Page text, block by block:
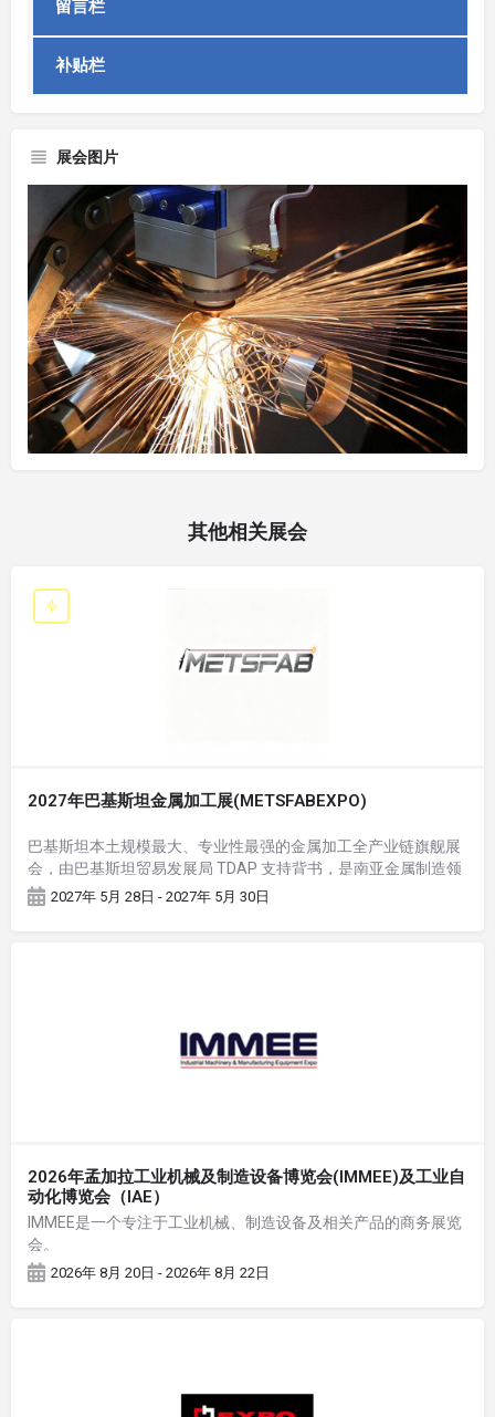
留言栏
补贴栏
展会图片
其他相关展会
2027年巴基斯坦金属加工展(METSFABEXPO)
巴基斯坦本土规模最大、专业性最强的金属加工全产业链旗舰展
会，由巴基斯坦贸易发展局 TDAP 支持背书，是南亚金属制造领
域标杆 B2B 商贸对接平台，也是中巴经济走廊（CPEC）工业装
2027年 5月 28日 - 2027年 5月 30日
2026年孟加拉工业机械及制造设备博览会(IMMEE)及工业自
动化博览会（IAE）
IMMEE是一个专注于工业机械、制造设备及相关产品的商务展览
会。
2026年 8月 20日 - 2026年 8月 22日